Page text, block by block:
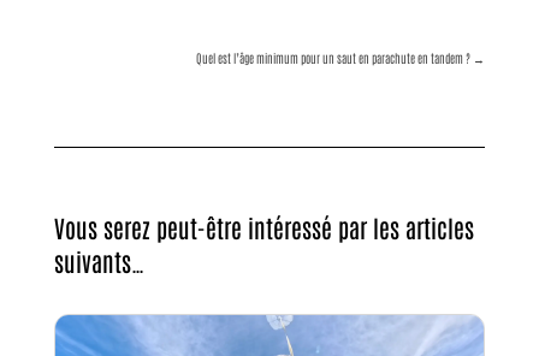
Quel est l’âge minimum pour un saut en parachute en tandem ? →
Vous serez peut-être intéressé par les articles
suivants…